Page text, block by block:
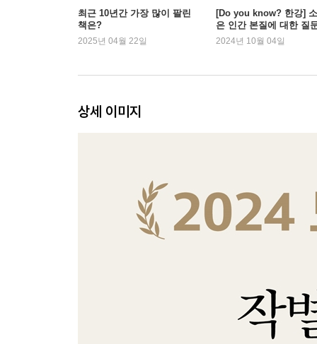
최근 10년간 가장 많이 팔린
책은?
2025년 04월 22일
[Do you know? 한강]
은 인간 본질에 대한 질
2024년 10월 04일
상세 이미지